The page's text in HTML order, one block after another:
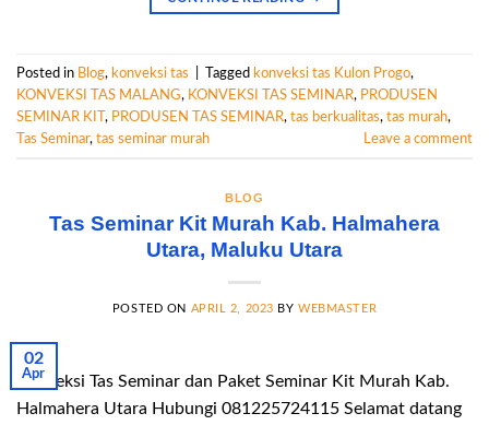
Posted in Blog, konveksi tas Tagged konveksi tas Kulon Progo,
KONVEKSI TAS MALANG, KONVEKSI TAS SEMINAR, PRODUSEN
SEMINAR KIT , PRODUSEN TAS SEMINAR, tas berkualitas, tas murah,
Tas Seminar, tas seminar murah Leave a comment
BLOG
Tas Seminar Kit Murah Kab. Halmahera
Utara, Maluku Utara
POSTED ON APRIL 2, 2023 BYWEBMASTER
02
Apr
Konveksi Tas Seminar dan Paket Seminar Kit Murah Kab.
Halmahera Utara Hubungi 081225724115 Selamat datang